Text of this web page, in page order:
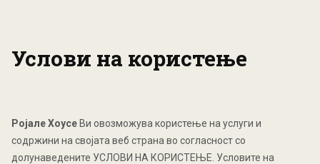
Услови на користење
Ројалe Хоусе Ви овозможува користење на услуги и
содржини на својата веб страна во согласност со
долунаведените УСЛОВИ НА КОРИСТЕЊЕ. Условите на